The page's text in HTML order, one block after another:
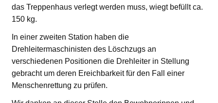
das Treppenhaus verlegt werden muss, wiegt befüllt ca.
150 kg.
In einer zweiten Station haben die
Drehleitermaschinisten des Löschzugs an
verschiedenen Positionen die Drehleiter in Stellung
gebracht um deren Ereichbarkeit für den Fall einer
Menschenrettung zu prüfen.